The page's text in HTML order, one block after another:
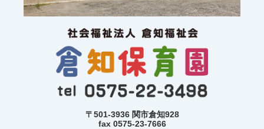
〒501-3936 関市倉知928
fax 0575-23-7666